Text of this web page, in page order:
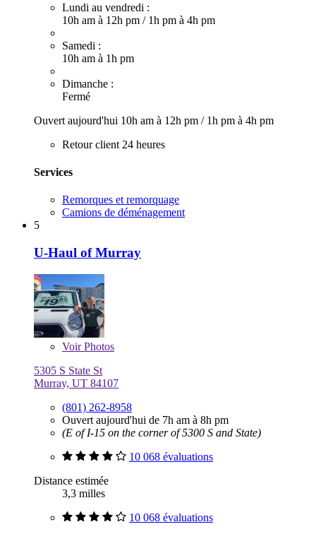
Lundi au vendredi :
10h am à 12h pm / 1h pm à 4h pm
Samedi :
10h am à 1h pm
Dimanche :
Fermé
Ouvert aujourd'hui 10h am à 12h pm / 1h pm à 4h pm
Retour client 24 heures
Services
Remorques et remorquage
Camions de déménagement
5
U-Haul of Murray
VoirPhotos
5305 S State St
Murray, UT 84107
(801) 262-8958
Ouvert aujourd'hui de 7h am à 8h pm
(E of I-15 on the corner of 5300 S and State)
10 068 évaluations
Distance estimée
3,3 milles
10 068 évaluations